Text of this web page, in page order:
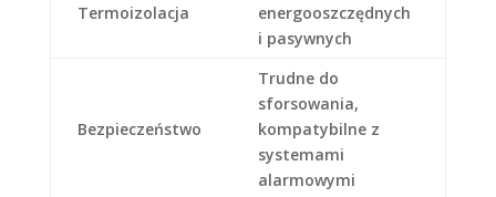
Termoizolacja
energooszczędnych
i pasywnych
Bezpieczeństwo
Trudne do
sforsowania,
kompatybilne z
systemami
alarmowymi